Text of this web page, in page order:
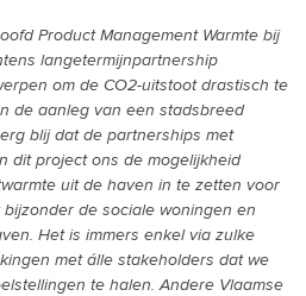
Product Management Warmte bij
langetermijnpartnership
om de CO2-uitstoot drastisch te
de aanleg van een stadsbreed
blij dat de partnerships met
dit project ons de mogelijkheid
uit de haven in te zetten voor
de sociale woningen en
Het is immers enkel via zulke
met álle stakeholders dat we
te halen. Andere Vlaamse